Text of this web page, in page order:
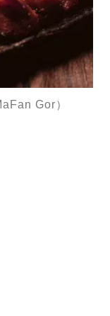
Gor）